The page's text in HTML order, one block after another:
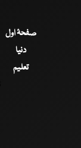
صفحۂ اول
دنیا
تعلیم